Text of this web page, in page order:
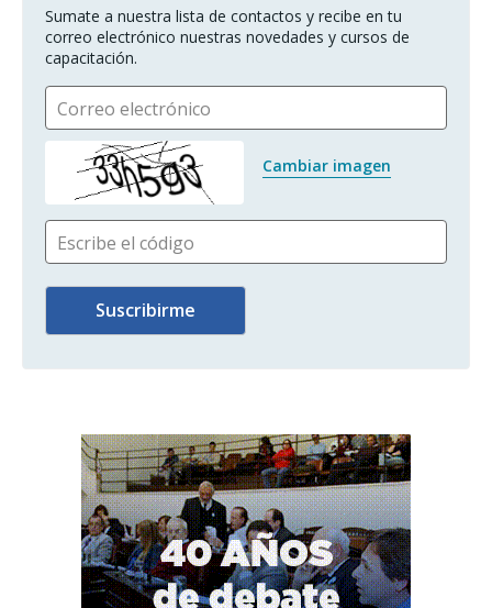
Sumate a nuestra lista de contactos y recibe en tu
correo electrónico nuestras novedades y cursos de
capacitación.
Correo electrónico
Cambiar imagen
Escribe el código